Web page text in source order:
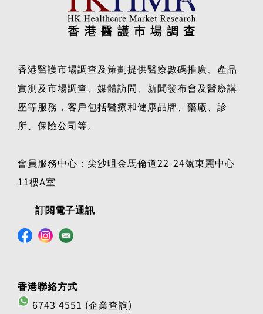
香港醫護市場調查及策劃提供醫療數碼推廣、產品
實測及市場調查、媒體訪問、新聞發布會及醫療講
座等服務，客戶包括醫療和健康品牌、藥廠、診
所、保險公司等。
會員服務中心：尖沙咀金馬倫道22-24號東麗中心
11樓A室
訂閱電子通訊
香港聯絡方式
6743 4551 (企業查詢)